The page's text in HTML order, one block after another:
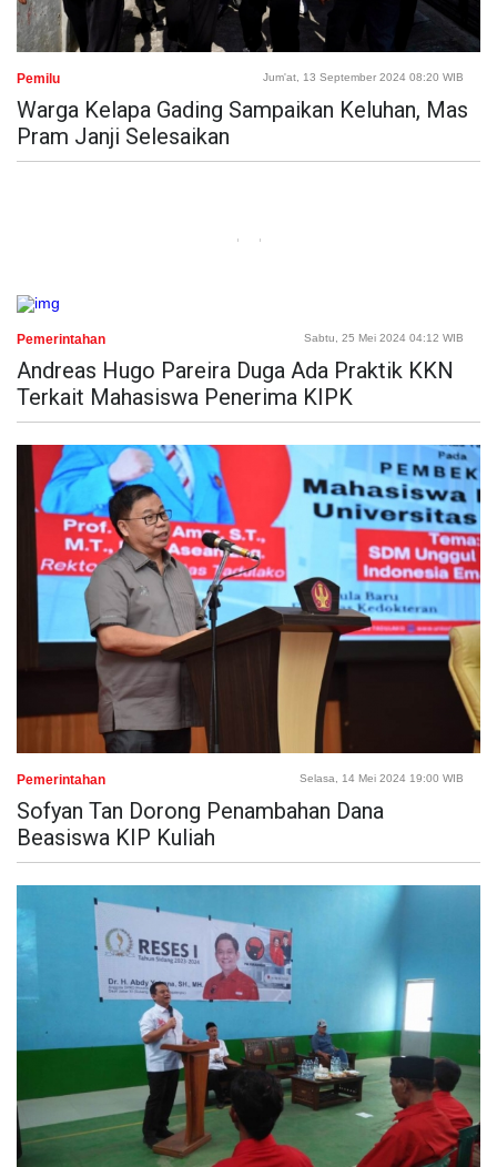
Pemilu Jum'at, 13 September 2024 08:20 WIB
Warga Kelapa Gading Sampaikan Keluhan, Mas
Pram Janji Selesaikan
Pemerintahan Sabtu, 25 Mei 2024 04:12 WIB
Andreas Hugo Pareira Duga Ada Praktik KKN
Terkait Mahasiswa Penerima KIPK
Pemerintahan Selasa, 14 Mei 2024 19:00 WIB
Sofyan Tan Dorong Penambahan Dana
Beasiswa KIP Kuliah